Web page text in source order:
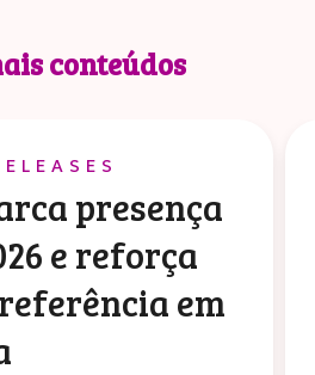
conteúdos
presença
e reforça
em